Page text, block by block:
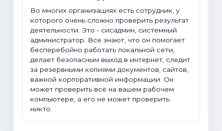
Во многих организациях есть сотрудник, у
которого очень сложно проверить результат
деятельности. Это - сисадмин, системный
администратор. Все знают, что он помогает
бесперебойно работать локальной сети,
делает безопасным выход в интернет, следит
за резервными копиями документов, сайтов,
важной корпоративной информации. Он
может проверить всё на вашем рабочем
компьютере, а его не может проверить
никто.